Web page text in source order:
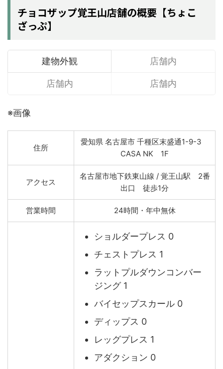
チョコザップ覚王山店舗の概要【ちょこ
ざっぷ】
建物外観 店舗内
店舗内 店舗内
※画像
住所
愛知県 名古屋市 千種区末盛通1-9-3
CASA NK 1F
アクセス
名古屋市地下鉄東山線 / 覚王山駅 2番
出口 徒歩1分
営業時間 24時間・年中無休
ショルダープレス 0
チェストプレス 1
ラットプルダウンコンバー
ジング 1
バイセップスカール 0
ディップス 0
レッグプレス 1
アダクション 0